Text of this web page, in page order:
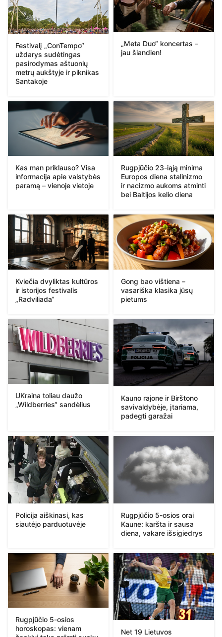
Festivalį „ConTempo“
uždarys sudėtingas
pasirodymas aštuonių
metrų aukštyje ir piknikas
Santakoje
„Meta Duo“ koncertas –
jau šiandien!
Kas man priklauso? Visa
informacija apie valstybės
paramą – vienoje vietoje
Rugpjūčio 23-iąją minima
Europos diena stalinizmo
ir nacizmo aukoms atminti
bei Baltijos kelio diena
Kviečia dvyliktas kultūros
ir istorijos festivalis
„Radviliada“
Gong bao vištiena –
vasariška klasika jūsų
pietums
UKraina toliau daužo
„Wildberries“ sandėlius
Kauno rajone ir Birštono
savivaldybėje, įtariama,
padegti garažai
Policija aiškinasi, kas
siautėjo parduotuvėje
Rugpjūčio 5-osios orai
Kaune: karšta ir sausa
diena, vakare išsigiedrys
Rugpjūčio 5-osios
horoskopas: vienam
Net 19 Lietuvos